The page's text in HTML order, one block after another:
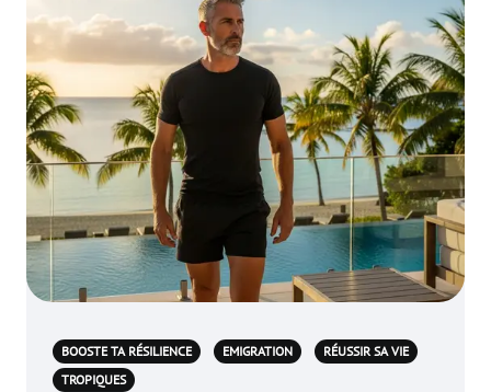
BOOSTE TA RÉSILIENCE EMIGRATION
RÉUSSIR SA VIE
TROPIQUES